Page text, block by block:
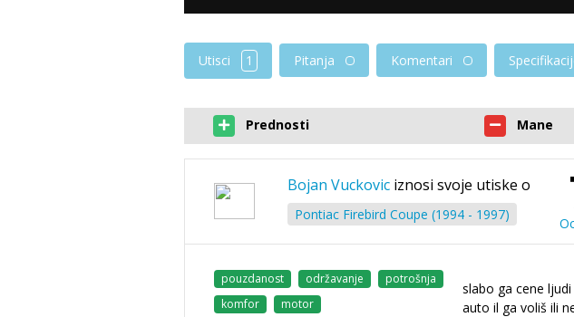
Utisci 1 Pitanja Komentari
Prednosti Mane
Bojan Vuckovic iznosi svoje utiske o
Pontiac Firebird Coupe (1994 - 1997)
pouzdanost održavanje
potrošnja
komfor
motor
slabo ga cene
auto il ga voliš ili